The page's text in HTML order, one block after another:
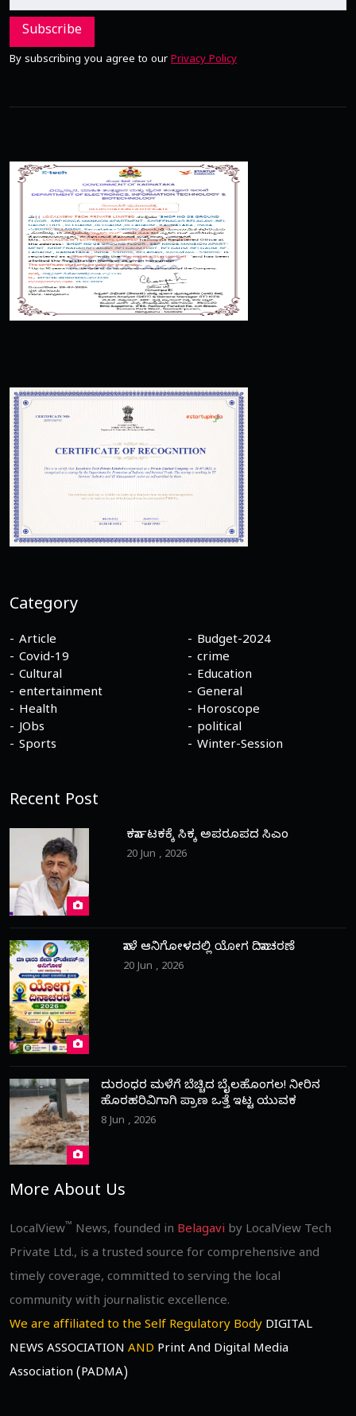
Subscribe
By subscribing you agree to our Privacy Policy
Category
Article
Budget-2024
Covid-19
crime
Cultural
Education
entertainment
General
Health
Horoscope
JObs
political
Sports
Winter-Session
Recent Post
ಕರ್ನಾಟಕಕ್ಕೆ ಸಿಕ್ಕ ಅಪರೂಪದ ಸಿಎಂ
20 Jun , 2026
ನಾಳೆ ಆನಿಗೋಳದಲ್ಲಿ ಯೋಗ ದಿನಾಚರಣೆ
20 Jun , 2026
ದುರಂಧರ ಮಳೆಗೆ ಬೆಚ್ಚಿದ ಬೈಲಹೊಂಗಲ! ನೀರಿನ
ಹೊರಹರಿವಿಗಾಗಿ ಪ್ರಾಣ ಒತ್ತೆ ಇಟ್ಟ ಯುವಕ
8 Jun , 2026
More About Us
LocalView™ News, founded in Belagavi by LocalView Tech
Private Ltd., is a trusted source for comprehensive and
timely coverage, committed to serving the local
community with journalistic excellence.
We are affiliated to the Self Regulatory Body DIGITAL
NEWS ASSOCIATION AND Print And Digital Media
Association (PADMA)